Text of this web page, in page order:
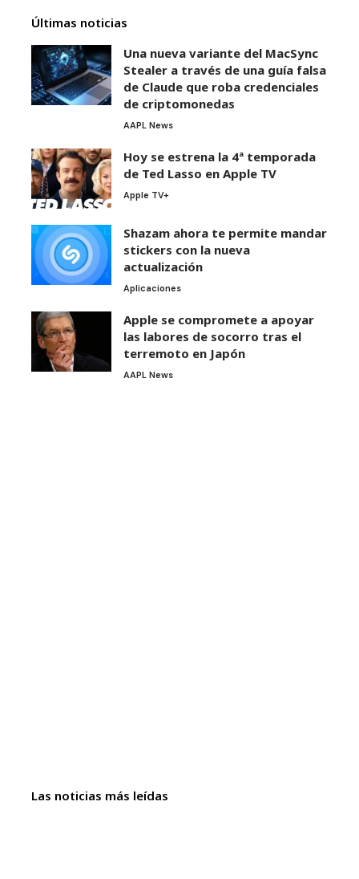
Últimas noticias
Una nueva variante del MacSync
Stealer a través de una guía falsa
de Claude que roba credenciales
de criptomonedas
AAPL News
Hoy se estrena la 4ª temporada
de Ted Lasso en Apple TV
Apple TV+
Shazam ahora te permite mandar
stickers con la nueva
actualización
Aplicaciones
Apple se compromete a apoyar
las labores de socorro tras el
terremoto en Japón
AAPL News
Las noticias más leídas